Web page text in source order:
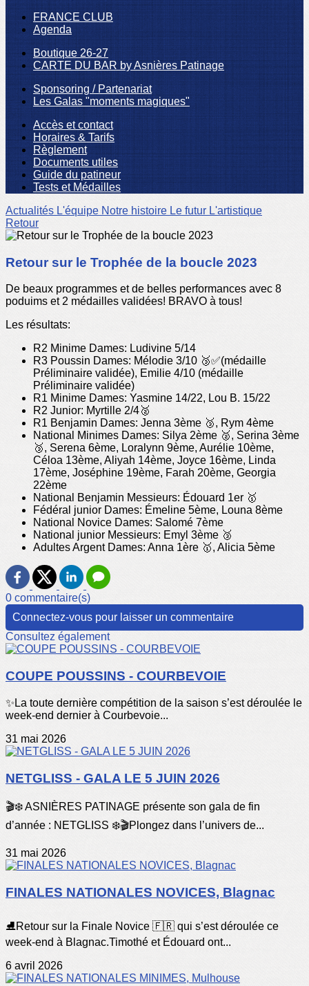
FRANCE CLUB
Agenda
Boutique 26-27
CARTE DU BAR by Asnières Patinage
Sponsoring / Partenariat
Les Galas "moments magiques"
Accès et contact
Horaires & Tarifs
Règlement
Documents utiles
Guide du patineur
Tests et Médailles
Actualités L'équipe Notre histoire Le futur L'artistique
Retour
Retour sur le Trophée de la boucle 2023
De beaux programmes et de belles performances avec 8
poduims et 2 médailles validées! BRAVO à tous!
Les résultats:
R2 Minime Dames: Ludivine 5/14
R3 Poussin Dames: Mélodie 3/10 🥉✅️(médaille
Préliminaire validée), Emilie 4/10 (médaille
Préliminaire validée)
R1 Minime Dames: Yasmine 14/22, Lou B. 15/22
R2 Junior: Myrtille 2/4🥈
R1 Benjamin Dames: Jenna 3ème 🥉, Rym 4ème
National Minimes Dames: Silya 2ème 🥈, Serina 3ème
🥉, Serena 6ème, Loralynn 9ème, Aurélie 10ème,
Céloa 13ème, Aliyah 14ème, Joyce 16ème, Linda
17ème, Joséphine 19ème, Farah 20ème, Georgia
22ème
National Benjamin Messieurs: Édouard 1er 🥇
Fédéral junior Dames: Émeline 5ème, Louna 8ème
National Novice Dames: Salomé 7ème
National junior Messieurs: Emyl 3ème 🥉
Adultes Argent Dames: Anna 1ère 🥇, Alicia 5ème
0 commentaire(s)
Connectez-vous pour laisser un commentaire
Consultez également
COUPE POUSSINS - COURBEVOIE
✨️La toute dernière compétition de la saison s’est déroulée le
week-end dernier à Courbevoie...
31 mai 2026
NETGLISS - GALA LE 5 JUIN 2026
🎬❄️ ASNIÈRES PATINAGE présente son gala de fin
d’année : NETGLISS ❄️🎬Plongez dans l’univers de...
31 mai 2026
FINALES NATIONALES NOVICES, Blagnac
⛸️Retour sur la Finale Novice 🇫🇷 qui s’est déroulée ce
week-end à Blagnac.Timothé et Édouard ont...
6 avril 2026